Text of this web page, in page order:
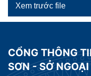
Xem trước file
CỔNG THÔNG
SƠN - SỞ